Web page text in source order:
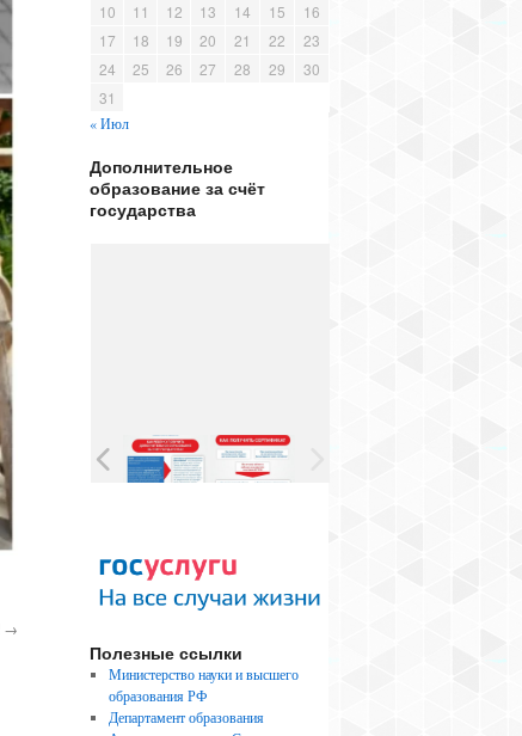
→
10
11 12 13 14 15
16
17
18 19 20 21 22
23
24
25 26 27 28 29
30
31
« Июл
Дополнительное
образование за счёт
государства
Полезные ссылки
Министерство науки и высшего
образования РФ
Департамент образования